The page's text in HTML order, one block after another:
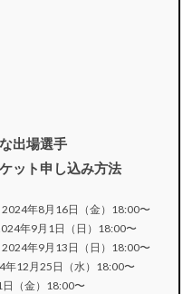
出場選手
ット申し込み方法
年8月16日（金）18:00〜
年9月1日（日）18:00〜
年9月13日（日）18:00〜
年12月25日（水）18:00〜
（金）18:00〜